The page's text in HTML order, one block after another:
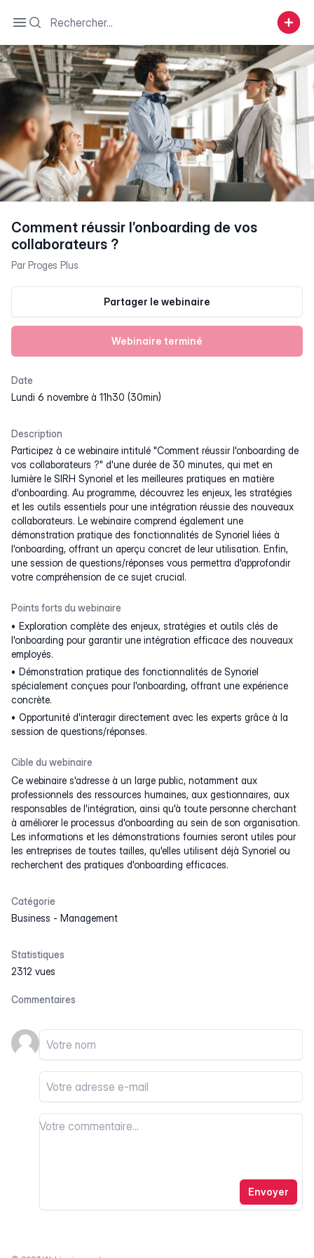
Open sidebar
Search
Comment réussir l’onboarding de vos
collaborateurs ?
ParProges Plus
Partager le webinaire
Webinaire terminé
Date
lundi 6 novembre à 11h30 (30min)
Description
Participez à ce webinaire intitulé "Comment réussir l'onboarding de
vos collaborateurs ?" d'une durée de 30 minutes, qui met en
lumière le SIRH Synoriel et les meilleures pratiques en matière
d'onboarding. Au programme, découvrez les enjeux, les stratégies
et les outils essentiels pour une intégration réussie des nouveaux
collaborateurs. Le webinaire comprend également une
démonstration pratique des fonctionnalités de Synoriel liées à
l'onboarding, offrant un aperçu concret de leur utilisation. Enfin,
une session de questions/réponses vous permettra d'approfondir
votre compréhension de ce sujet crucial.
Points forts du webinaire
Exploration complète des enjeux, stratégies et outils clés de
l'onboarding pour garantir une intégration efficace des nouveaux
employés.
Démonstration pratique des fonctionnalités de Synoriel
spécialement conçues pour l'onboarding, offrant une expérience
concrète.
Opportunité d'interagir directement avec les experts grâce à la
session de questions/réponses.
Cible du webinaire
Ce webinaire s'adresse à un large public, notamment aux
professionnels des ressources humaines, aux gestionnaires, aux
responsables de l'intégration, ainsi qu'à toute personne cherchant
à améliorer le processus d'onboarding au sein de son organisation.
Les informations et les démonstrations fournies seront utiles pour
les entreprises de toutes tailles, qu'elles utilisent déjà Synoriel ou
recherchent des pratiques d'onboarding efficaces.
Catégorie
Business - Management
Statistiques
2312 vues
Commentaires
Votre nom
Votre email
Votre commentaire
Votre commentaire
Envoyer